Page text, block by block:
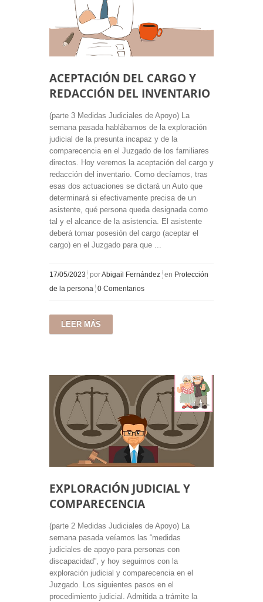
ACEPTACIÓN DEL CARGO Y
REDACCIÓN DEL INVENTARIO
(parte 3 Medidas Judiciales de Apoyo) La
semana pasada hablábamos de la exploración
judicial de la presunta incapaz y de la
comparecencia en el Juzgado de los familiares
directos. Hoy veremos la aceptación del cargo y
redacción del inventario. Como decíamos, tras
esas dos actuaciones se dictará un Auto que
determinará si efectivamente precisa de un
asistente, qué persona queda designada como
tal y el alcance de la asistencia. El asistente
deberá tomar posesión del cargo (aceptar el
cargo) en el Juzgado para que ...
17/05/2023 porAbigail Fernández en Protección
de la persona 0 Comentarios
LEER MÁS
EXPLORACIÓN JUDICIAL Y
COMPARECENCIA
(parte 2 Medidas Judiciales de Apoyo) La
semana pasada veíamos las “medidas
judiciales de apoyo para personas con
discapacidad”, y hoy seguimos con la
exploración judicial y comparecencia en el
Juzgado. Los siguientes pasos en el
procedimiento judicial. Admitida a trámite la